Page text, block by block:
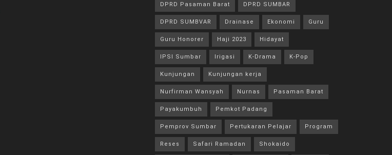
DPRD Pasaman Barat DPRD SUMBAR
DPRD SUMBVAR Drainase Ekonomi Guru
Guru Honorer Haji 2023 Hidayat
IPSI Sumbar Irigasi K-Drama K-Pop
Kunjungan Kunjungan kerja
Nurfirman Wansyah Nurnas Pasaman Barat
Payakumbuh Pemkot Padang
Pemprov Sumbar Pertukaran Pelajar Program
Reses Safari Ramadan Shokaido